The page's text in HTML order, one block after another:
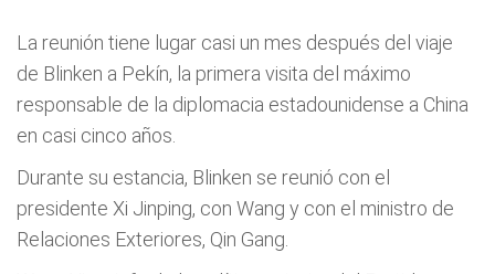
La reunión tiene lugar casi un mes después del viaje
de Blinken a Pekín, la primera visita del máximo
responsable de la diplomacia estadounidense a China
en casi cinco años.
Durante su estancia, Blinken se reunió con el
presidente Xi Jinping, con Wang y con el ministro de
Relaciones Exteriores, Qin Gang.